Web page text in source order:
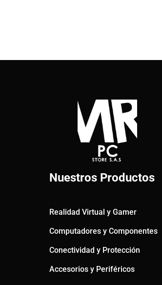
Nuestros Productos
Realidad Virtual y Gamer
Computadores y Componentes
Conectividad y Protección
Accesorios y Periféricos